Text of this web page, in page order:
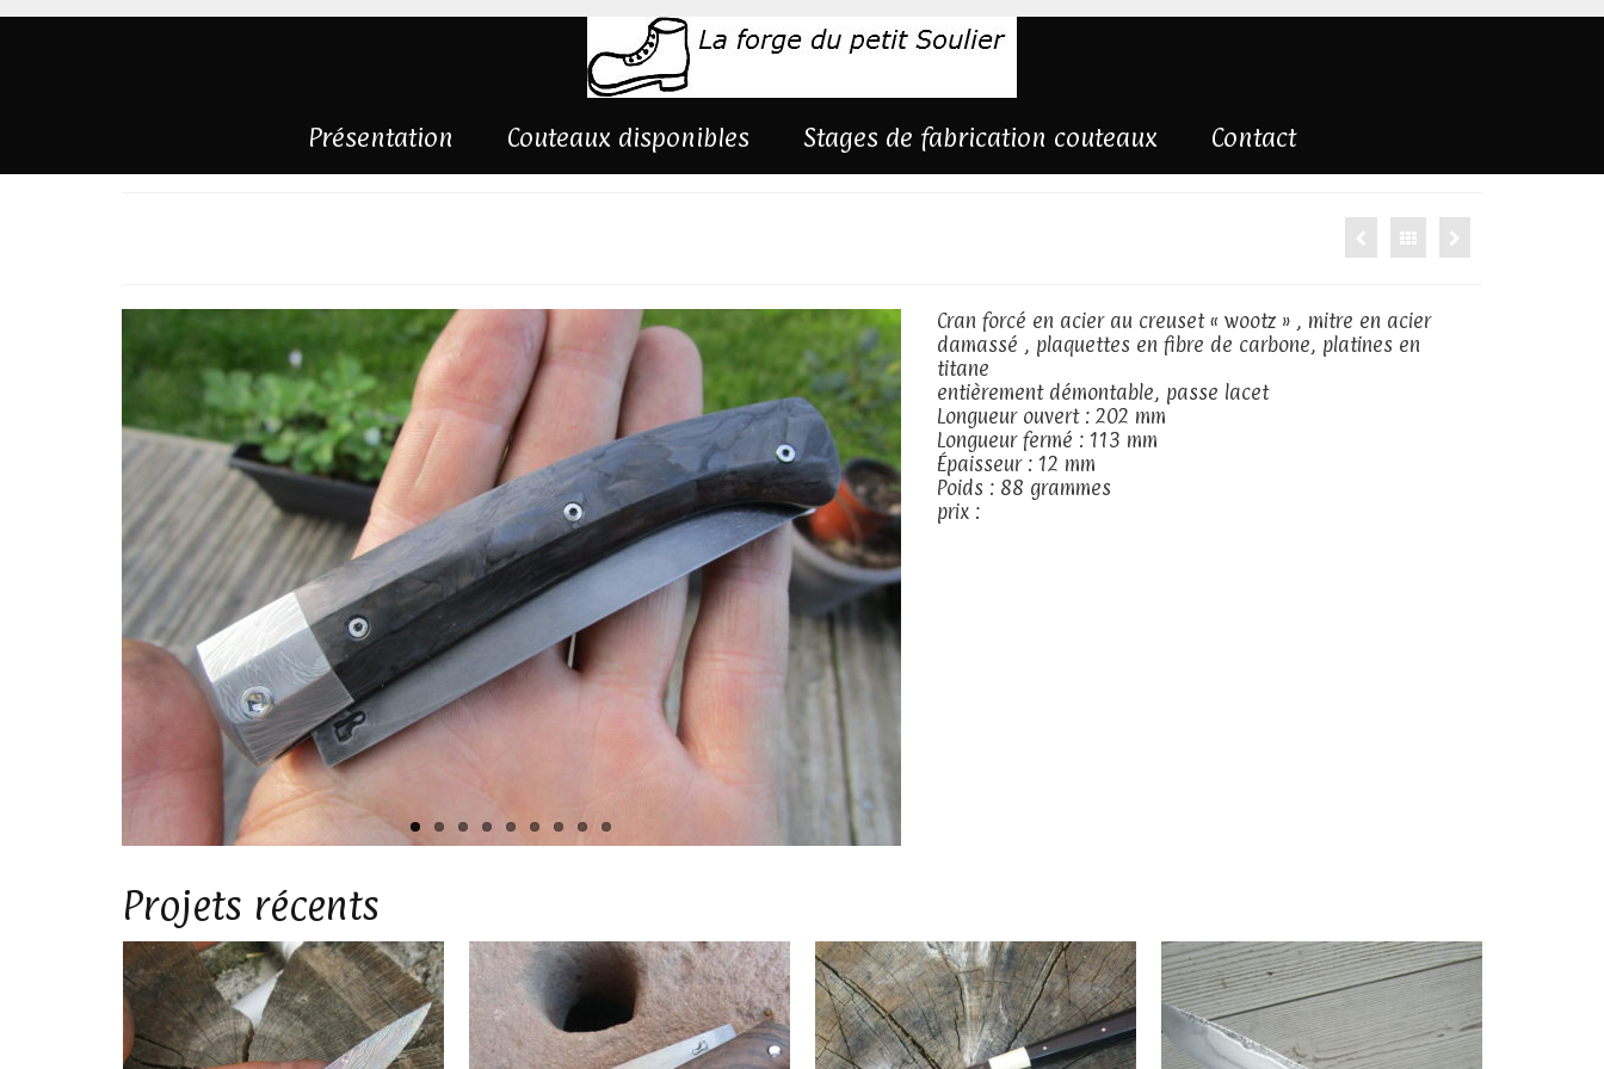
Présentation Couteaux disponibles Stages de fabrication couteaux Contact
Cran forcé en acier au creuset « wootz » , mitre en acier
damassé , plaquettes en fibre de carbone, platines en
titane
entièrement démontable, passe lacet
Longueur ouvert : 202 mm
Longueur fermé : 113 mm
Épaisseur : 12 mm
Poids : 88 grammes
prix :
Projets récents